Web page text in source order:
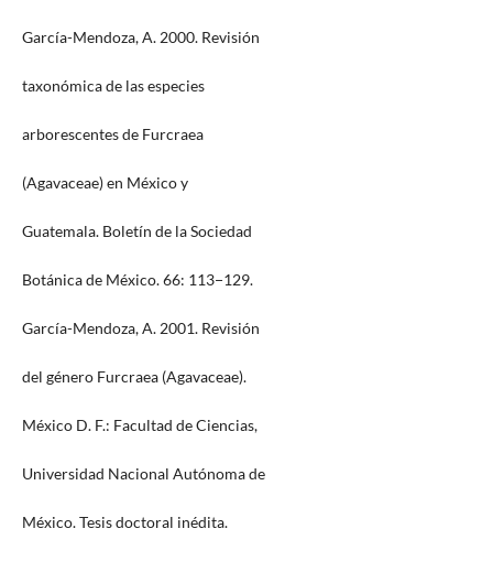
García-Mendoza, A. 2000. Revisión
taxonómica de las especies
arborescentes de Furcraea
(Agavaceae) en México y
Guatemala. Boletín de la Sociedad
Botánica de México. 66: 113−129.
García-Mendoza, A. 2001. Revisión
del género Furcraea (Agavaceae).
México D. F.: Facultad de Ciencias,
Universidad Nacional Autónoma de
México. Tesis doctoral inédita.